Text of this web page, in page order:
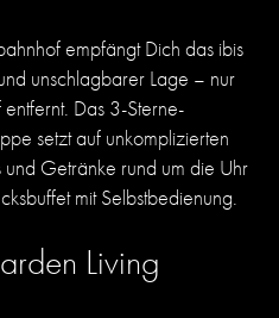
empfängt Dich das ibis
unschlagbarer Lage – nur
Das 3-Sterne-
setzt auf unkomplizierten
Getränke rund um die Uhr
mit Selbstbedienung.
Living